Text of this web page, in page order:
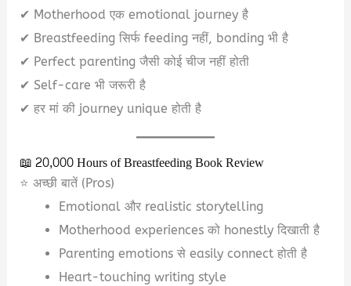
✔ Motherhood एक emotional journey है
✔ Breastfeeding सिर्फ feeding नहीं, bonding भी है
✔ Perfect parenting जैसी कोई चीज नहीं होती
✔ Self-care भी जरूरी है
✔ हर मां की journey unique होती है
📖 20,000 Hours of Breastfeeding Book Review
⭐ अच्छी बातें (Pros)
Emotional और realistic storytelling
Motherhood experiences को honestly दिखाती है
Parenting emotions से easily connect होती है
Heart-touching writing style